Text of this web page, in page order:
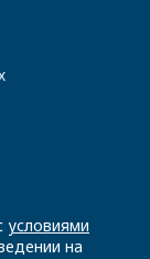
условиями
на